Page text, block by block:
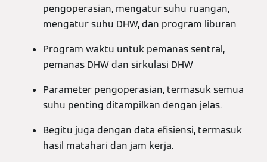
pengoperasian, mengatur suhu ruangan,
mengatur suhu DHW, dan program liburan
Program waktu untuk pemanas sentral,
pemanas DHW dan sirkulasi DHW
Parameter pengoperasian, termasuk semua
suhu penting ditampilkan dengan jelas.
Begitu juga dengan data efisiensi, termasuk
hasil matahari dan jam kerja.